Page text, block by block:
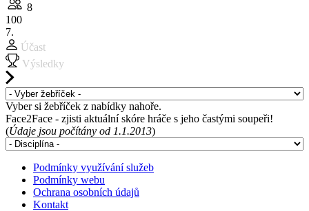
8
100
7.
Účast
Výsledky
Vyber si žebříček z nabídky nahoře.
Face2Face - zjisti aktuální skóre hráče s jeho častými soupeři!
(Údaje jsou počítány od 1.1.2013)
Podmínky využívání služeb
Podmínky webu
Ochrana osobních údajů
Kontakt